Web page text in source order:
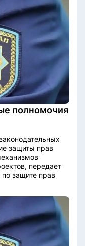
полномочия
защиты прав
передает
защите прав